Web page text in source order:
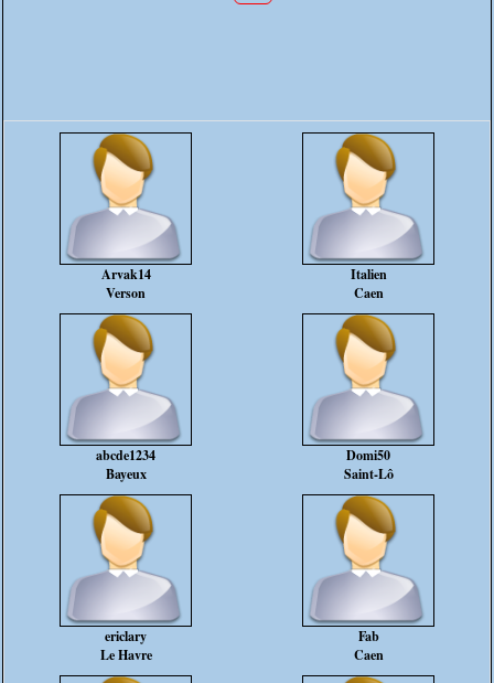
Arvak14
Verson
Italien
Caen
abcde1234
Bayeux
Domi50
Saint-Lô
ericlary
Le Havre
Fab
Caen